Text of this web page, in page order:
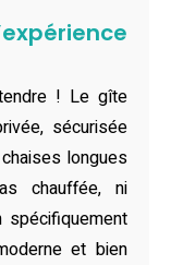
toutes équipées
La maison
l’une avec une
pour un
cuisine
linge et sèche-
aux personnes à
Wi-Fi gratuite,
! Le gîte
sécurisée
longues
chauffée, ni
spécifiquement
et bien